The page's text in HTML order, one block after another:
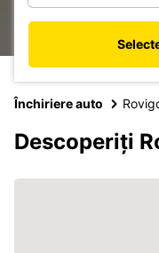
Închiriere auto
Descoperiți